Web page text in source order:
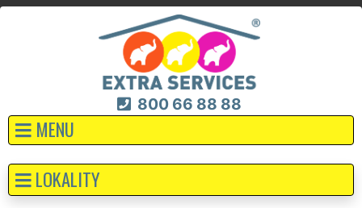
800 66 88 88
MENU
LOKALITY